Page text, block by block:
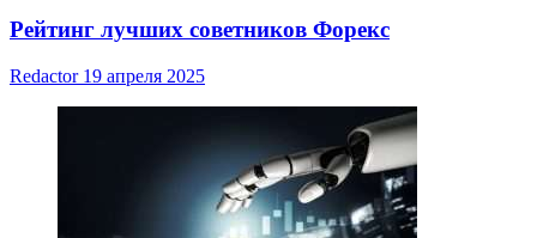
Рейтинг лучших советников Форекс
Redactor 19 апреля 2025